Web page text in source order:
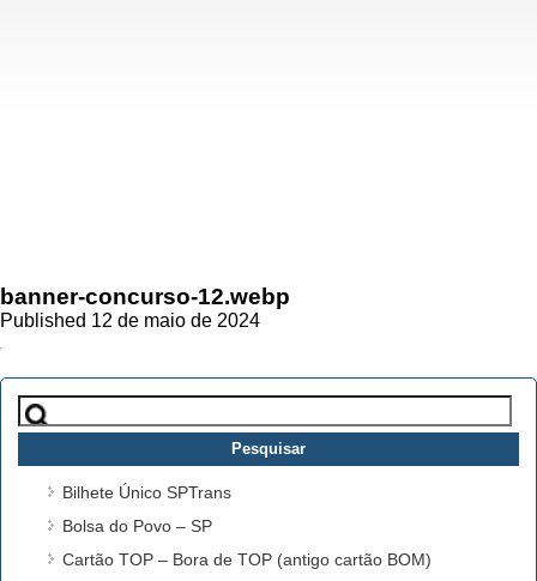
banner-concurso-12.webp
Published 12 de maio de 2024
Pesquisar
por:
Bilhete Único SPTrans
Bolsa do Povo – SP
Cartão TOP – Bora de TOP (antigo cartão BOM)